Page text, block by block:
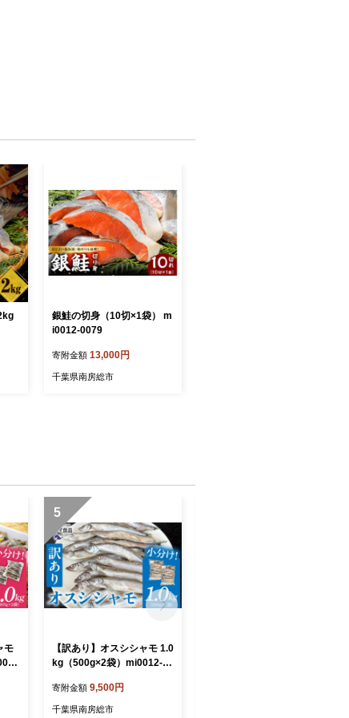
銀鮭の切身（10切×1袋） m
i0012-0079
寄附金額 13,000円
千葉県南房総市
モ
5
【訳あり】オスシシャモ 1.0
kg（500g×2袋）mi0012-01
フトししゃも 魚介 海産物】
寄附金額 9,500円
千葉県南房総市